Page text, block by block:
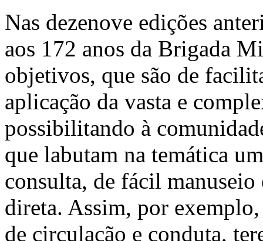
Nas dezenove edições
aos 172 anos da Brigada
objetivos, que são de
aplicação da vasta e
possibilitando à
que labutam na temática
consulta, de fácil
direta. Assim, por
de circulação e conduta,